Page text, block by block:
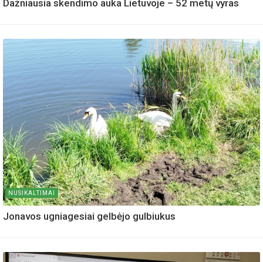
Dažniausia skendimo auka Lietuvoje – 52 metų vyras
NUSIKALTIMAI
Jonavos ugniagesiai gelbėjo gulbiukus